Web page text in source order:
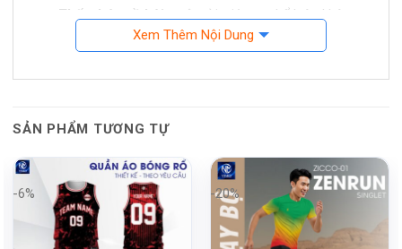
Thấm hút mồ hôi tuyệt vời, giúp cơ thể luôn khô
Kiểu dáng ba lỗ không tay
Phù hợp với nhiều hoàn cảnh
Dù bạn là vận động viên chuyên nghiệp hay người yêu
thích chạy bộ, chiếc áo
HA-PRO-ACB-18đều đáp
Xem Thêm Nội Dung
SẢN PHẨM TƯƠNG TỰ
-6% -20%